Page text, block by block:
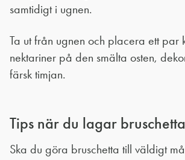
samtidigt i ugnen.
Ta ut från ugnen och placera ett par
nektariner på den smälta osten,
färsk timjan.
Tips när du lagar
Ska du göra bruschetta till väldigt